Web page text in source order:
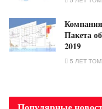
Пакета
2019
5 ЛЕТ